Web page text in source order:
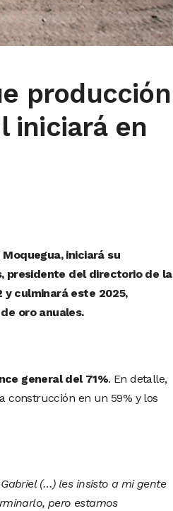
producción
iniciará en
iniciará su
presidente del directorio de la
y culminará este 2025,
oro anuales.
general del 71%. En detalle,
construcción en un 59% y los
(…) les insisto a mi gente
pero estamos